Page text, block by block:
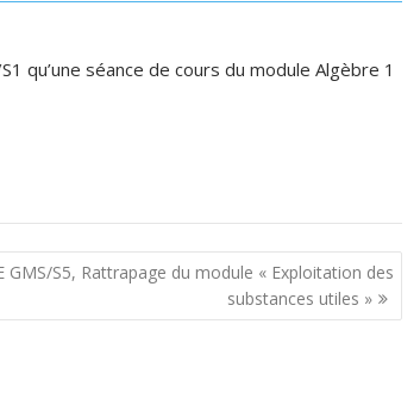
qu’une séance de cours du module Algèbre 1
GMS/S5, Rattrapage du module « Exploitation des
substances utiles »